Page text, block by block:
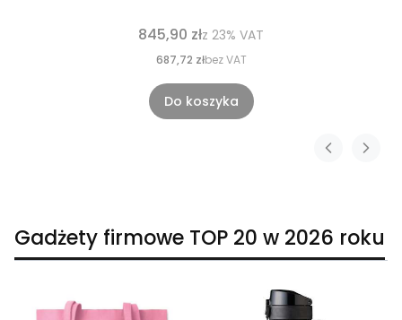
845,90 złz 23% VAT
687,72 złbez VAT
Do koszyka
Gadżety firmowe TOP 20 w 2026 roku